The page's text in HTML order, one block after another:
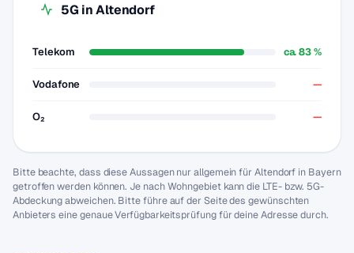
5G in Altendorf
Telekom ca. 83 %
Vodafone —
O₂ —
Bitte beachte, dass diese Aussagen nur allgemein für Altendorf in Bayern
getroffen werden können. Je nach Wohngebiet kann die LTE- bzw. 5G-
Abdeckung abweichen. Bitte führe auf der Seite des gewünschten
Anbieters eine genaue Verfügbarkeitsprüfung für deine Adresse durch.